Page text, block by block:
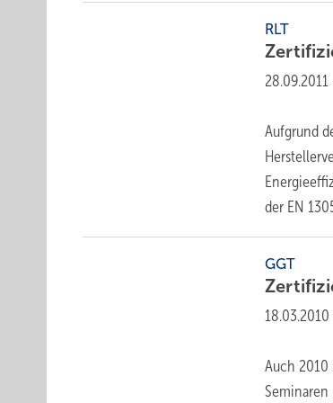
RLT
28.09.2011
Aufgrund
der EN
GGT
18.03.2010
Auch
Seminaren